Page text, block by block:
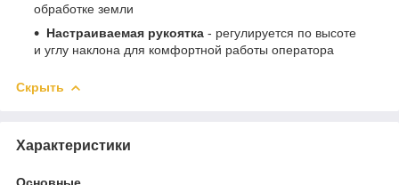
обработке земли
Настраиваемая рукоятка - регулируется по высоте
и углу наклона для комфортной работы оператора
Скрыть
Характеристики
Основные